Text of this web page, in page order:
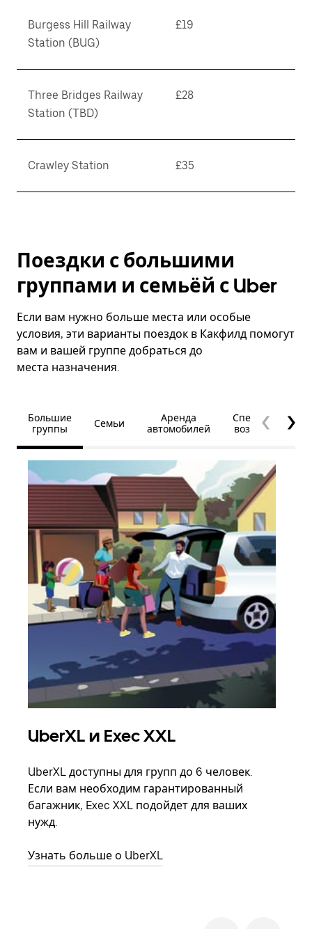
Burgess Hill Railway
Station (BUG)
£19
Three Bridges Railway
Station (TBD)
£28
Crawley Station £35
Поездки с большими
группами и семьёй с Uber
Если вам нужно больше места или особые
условия, эти варианты поездок в Какфилд помогут
вам и вашей группе добраться до
места назначения.
Большие
группы
Семьи
Аренда
автомобилей
Специальные
возможности
UberXL и Exec XXL
UberXL доступны для групп до 6 человек.
Если вам необходим гарантированный
багажник, Exec XXL подойдет для ваших
нужд.
Узнать больше о UberXL